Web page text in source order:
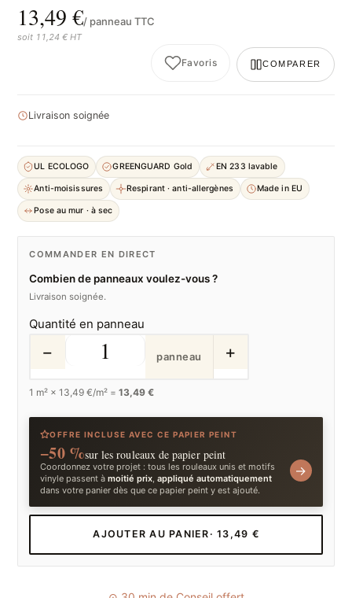
13,49 €/ panneau TTC
soit 11,24 € HT
Favoris COMPARER
Livraison soignée
UL ECOLOGO GREENGUARD Gold EN 233 lavable
Anti-moisissures Respirant · anti-allergènes Made in EU
Pose au mur · à sec
COMMANDER EN DIRECT
Combien de panneaux voulez-vous ?
Livraison soignée.
Quantité en panneau
− panneau +
1 m² ×13,49 €/m² =13,49 €
OFFRE INCLUSE AVEC CE PAPIER PEINT
−50 %sur les rouleaux de papier peint
Coordonnez votre projet : tous les rouleaux unis et motifs
vinyle passent àmoitié prix,appliqué automatiquement
dans votre panier dès que ce papier peint y est ajouté.
→
AJOUTER AU PANIER · 13,49 €